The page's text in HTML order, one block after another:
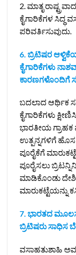
2. ಮಾತೃ
ಕೈಗಾರಿಕೆಗಳ ಸಿದ್ಧ
ಪರಿವರ್ತಿಸುವುದು.
6. ಬ್ರಿಟಿಷರ
ಕೈಗಾರಿಕೆಗಳು
ಕಾರಣಗಳೊಂದಿಗೆ
ಬದಲಾದ ಆರ್ಥಿಕ
ಕೈಗಾರಿಕೆಗಳು
ಭಾರತೀಯ ಗ್ರಾಹಕ
ಉತ್ಪನ್ನಗಳಿಗೆ ಹೊಸ
ಪೂರೈಕೆಗೆ
ಪೂರೈಸಲು
ಮಾಡಿಕೊಂಡು
ಮಾರುಕಟ್ಟೆಯನ್ನು
7. ಭಾರತದ
ಬ್ರಿಟಿಷರು ಸಾಧಿಸ
ವಸಾಹತುಶಾಹಿ